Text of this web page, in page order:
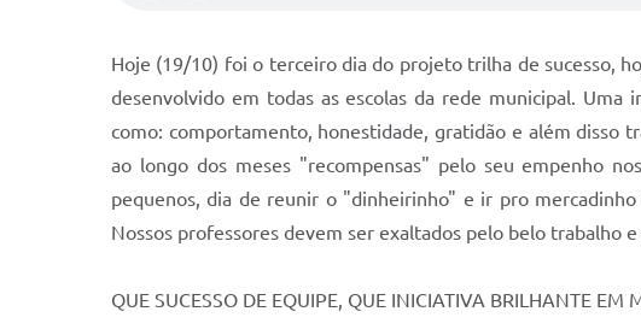
Hoje (19/10) foi o terceiro dia do projeto trilha de sucesso,
desenvolvido em todas as escolas da rede municipal.
como: comportamento, honestidade, gratidão e além disso
ao longo dos meses "recompensas" pelo seu empenho
pequenos, dia de reunir o "dinheirinho" e ir pro mercadinho
Nossos professores devem ser exaltados pelo belo trabalho
QUE SUCESSO DE EQUIPE, QUE INICIATIVA BRILHANTE EM